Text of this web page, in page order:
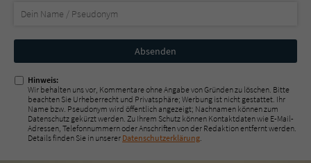
Nicht
ausfüllen!
Hinweis:
Wir behalten uns vor, Kommentare ohne Angabe von Gründen zu löschen. Bitte
beachten Sie Urheberrecht und Privatsphäre; Werbung ist nicht gestattet. Ihr
Name bzw. Pseudonym wird öffentlich angezeigt; Nachnamen können zum
Datenschutz gekürzt werden. Zu Ihrem Schutz können Kontaktdaten wie E-Mail-
Adressen, Telefonnummern oder Anschriften von der Redaktion entfernt werden.
Details finden Sie in unserer Datenschutzerklärung